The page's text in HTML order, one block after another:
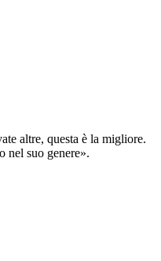
altre, questa è la migliore.
nel suo genere».